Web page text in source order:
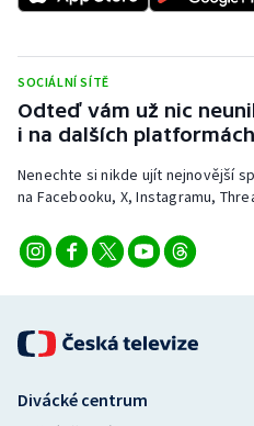
Stolní tenis
Triatlon
Veslování
Vodní slalom
Volejbal
Ostatní
SOCIÁLNÍ SÍTĚ
Odteď vám už nic
i na dalších
Nenechte si nikde ujít nejnovější
na Facebooku, X, Instagramu,
Divácké centrum